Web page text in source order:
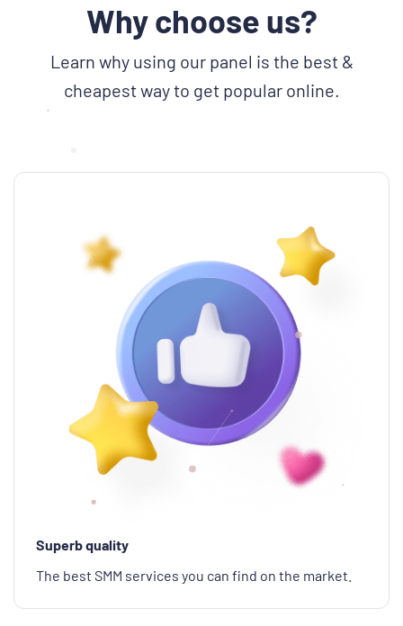
Why choose us?
Learn why using our panel is the best &
cheapest way to get popular online.
Superb quality
The best SMM services you can find on the market.